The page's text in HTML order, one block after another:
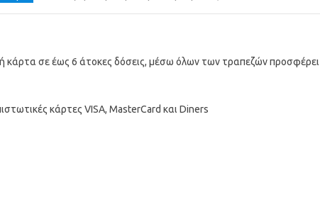
σε έως 6 άτοκες δόσεις, μέσω όλων των τραπεζών προσφέρει
κάρτες VISA, MasterCard και Diners